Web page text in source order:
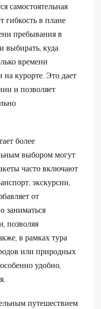
самостоятельная
гибкость в плане
пребывания в
выбирать, куда
времени
курорте. Это дает
и позволяет
более
выбором могут
часто включают
экскурсии,
от
заниматься
позволяя
в рамках тура
или природных
удобно,
путешествием